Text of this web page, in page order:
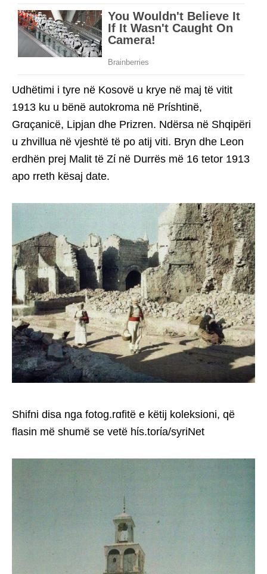
Udhëtimi i tyre në Kosovë u krye në maj të vitit
1913 ku u bënë autokroma në Prίshtinë,
Grɑçanicë, Lipjan dhe Prizren. Ndërsa në Shqipëri
u zhvillua në vjeshtë të po atij viti. Bryn dhe Leon
erdhën prej Malit të Zί në Durrës më 16 tetor 1913
apo rreth kësaj date.
Shifni disa nga fotog.rɑfitë e këtij koleksioni, që
flasin më shumë se vetë hίs.torίa/syriNet